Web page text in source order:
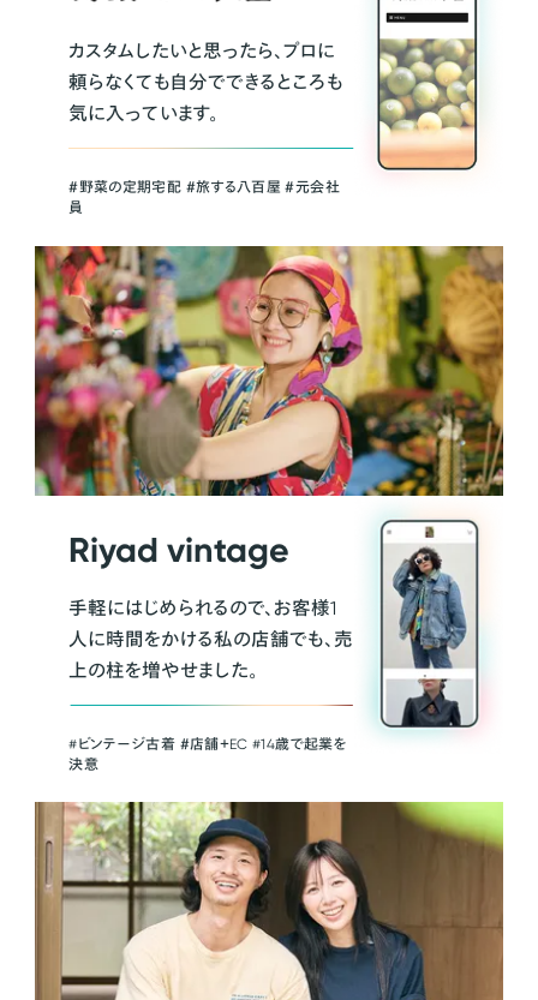
カスタムしたいと思ったら、プロに
頼らなくても自分でできるところも
気に入っています。
＃野菜の定期宅配 ＃旅する八百屋 ＃元会社
員
Riyad vintage
手軽にはじめられるので、お客様1
人に時間をかける私の店舗でも、売
上の柱を増やせました。
#ビンテージ古着 ＃店舗＋EC #14歳で起業を
決意